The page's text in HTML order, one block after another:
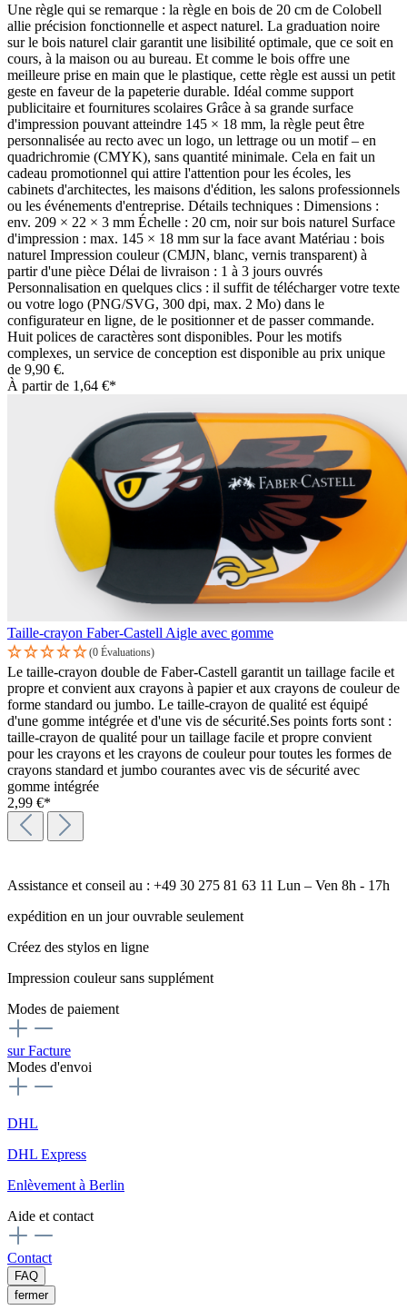
Une règle qui se remarque : la règle en bois de 20 cm de Colobell
allie précision fonctionnelle et aspect naturel. La graduation noire
sur le bois naturel clair garantit une lisibilité optimale, que ce soit en
cours, à la maison ou au bureau. Et comme le bois offre une
meilleure prise en main que le plastique, cette règle est aussi un petit
geste en faveur de la papeterie durable. Idéal comme support
publicitaire et fournitures scolaires Grâce à sa grande surface
d'impression pouvant atteindre 145 × 18 mm, la règle peut être
personnalisée au recto avec un logo, un lettrage ou un motif – en
quadrichromie (CMYK), sans quantité minimale. Cela en fait un
cadeau promotionnel qui attire l'attention pour les écoles, les
cabinets d'architectes, les maisons d'édition, les salons professionnels
ou les événements d'entreprise. Détails techniques : Dimensions :
env. 209 × 22 × 3 mm Échelle : 20 cm, noir sur bois naturel Surface
d'impression : max. 145 × 18 mm sur la face avant Matériau : bois
naturel Impression couleur (CMJN, blanc, vernis transparent) à
partir d'une pièce Délai de livraison : 1 à 3 jours ouvrés
Personnalisation en quelques clics : il suffit de télécharger votre texte
ou votre logo (PNG/SVG, 300 dpi, max. 2 Mo) dans le
configurateur en ligne, de le positionner et de passer commande.
Huit polices de caractères sont disponibles. Pour les motifs
complexes, un service de conception est disponible au prix unique
de 9,90 €.
À partir de 1,64 €*
Taille-crayon Faber-Castell Aigle avec gomme
(0 Évaluations)
Le taille-crayon double de Faber-Castell garantit un taillage facile et
propre et convient aux crayons à papier et aux crayons de couleur de
forme standard ou jumbo. Le taille-crayon de qualité est équipé
d'une gomme intégrée et d'une vis de sécurité.Ses points forts sont :
taille-crayon de qualité pour un taillage facile et propre convient
pour les crayons et les crayons de couleur pour toutes les formes de
crayons standard et jumbo courantes avec vis de sécurité avec
gomme intégrée
2,99 €*
Assistance et conseil au : +49 30 275 81 63 11 Lun – Ven 8h - 17h
expédition en un jour ouvrable seulement
Créez des stylos en ligne
Impression couleur sans supplément
Modes de paiement
sur Facture
Modes d'envoi
DHL
DHL Express
Enlèvement à Berlin
Aide et contact
Contact
FAQ
fermer